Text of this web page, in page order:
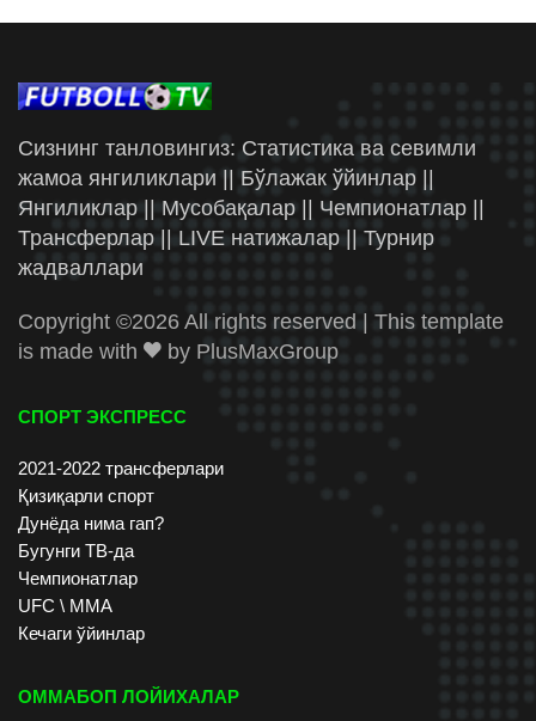
Сизнинг танловингиз: Статистика ва севимли
жамоа янгиликлари || Бўлажак ўйинлар ||
Янгиликлар || Мусобақалар || Чемпионатлар ||
Трансферлар || LIVE натижалар || Турнир
жадваллари
Copyright ©2026 All rights reserved | This template
is made with
by PlusMaxGroup
СПОРТ ЭКСПРЕСС
2021-2022 трансферлари
Қизиқарли спорт
Дунёда нима гап?
Бугунги ТВ-да
Чемпионатлар
UFC \ ММА
Кечаги ўйинлар
ОММАБОП ЛОЙИХАЛАР